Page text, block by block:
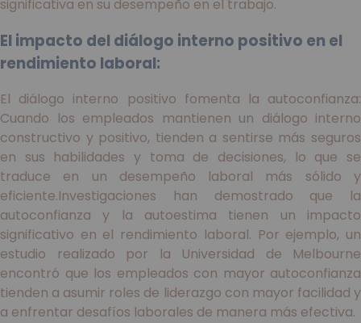
significativa en su desempeño en el trabajo.
El impacto del diálogo interno positivo en el
rendimiento laboral:
El diálogo interno positivo fomenta la autoconfianza:
Cuando los empleados mantienen un diálogo interno
constructivo y positivo, tienden a sentirse más seguros
en sus habilidades y toma de decisiones, lo que se
traduce en un desempeño laboral más sólido y
eficiente.Investigaciones han demostrado que la
autoconfianza y la autoestima tienen un impacto
significativo en el rendimiento laboral. Por ejemplo, un
estudio realizado por la Universidad de Melbourne
encontró que los empleados con mayor autoconfianza
tienden a asumir roles de liderazgo con mayor facilidad y
a enfrentar desafíos laborales de manera más efectiva.